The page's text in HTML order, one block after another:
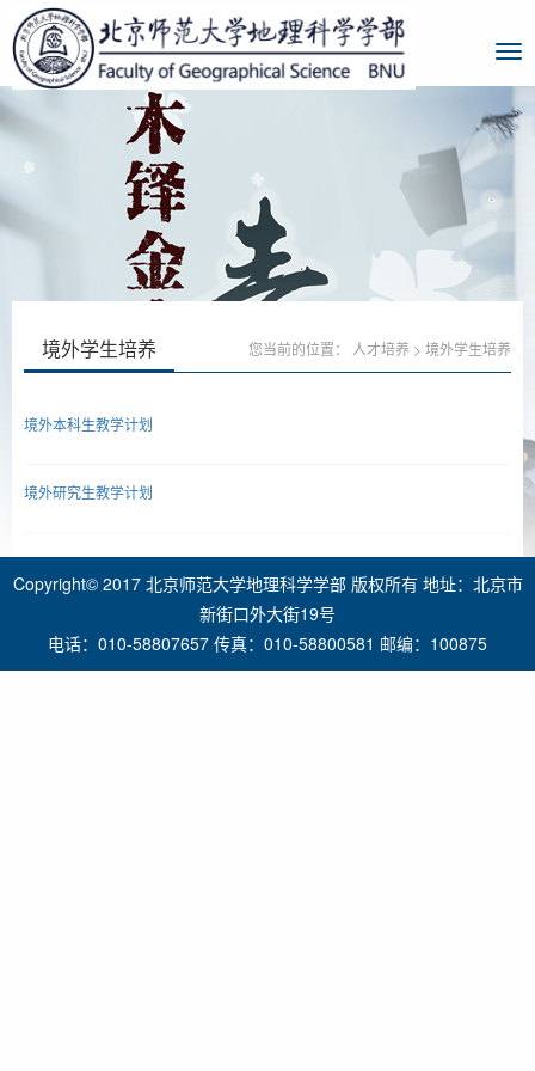
境外学生培养 您当前的位置： 人才培养 > 境外学生培养
境外本科生教学计划
境外研究生教学计划
Copyright© 2017 北京师范大学地理科学学部 版权所有 地址：北京市
新街口外大街19号
电话：010-58807657 传真：010-58800581 邮编：100875